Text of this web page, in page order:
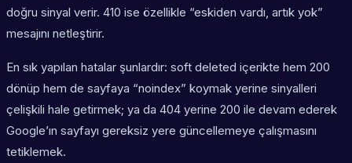
doğru sinyal verir. 410 ise özellikle “eskiden vardı, artık yok”
mesajını netleştirir.
En sık yapılan hatalar şunlardır: soft deleted içerikte hem 200
dönüp hem de sayfaya “noindex” koymak yerine sinyalleri
çelişkili hale getirmek; ya da 404 yerine 200 ile devam ederek
Google’ın sayfayı gereksiz yere güncellemeye çalışmasını
tetiklemek.